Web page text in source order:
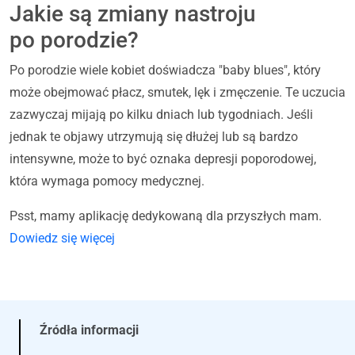
Jakie są zmiany nastroju
po porodzie?
Po porodzie wiele kobiet doświadcza "baby blues", który
może obejmować płacz, smutek, lęk i zmęczenie. Te uczucia
zazwyczaj mijają po kilku dniach lub tygodniach. Jeśli
jednak te objawy utrzymują się dłużej lub są bardzo
intensywne, może to być oznaka depresji poporodowej,
która wymaga pomocy medycznej.
Psst, mamy aplikację dedykowaną dla przyszłych mam.
Dowiedz się więcej
Źródła informacji